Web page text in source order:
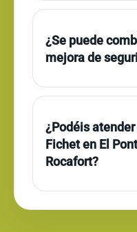
¿Se puede
mejora de
¿Podéis
Fichet en El
Rocafort?